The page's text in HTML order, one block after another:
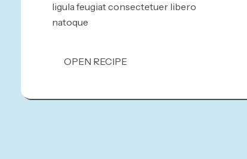
ligula feugiat consectetuer libero
natoque
OPEN RECIPE